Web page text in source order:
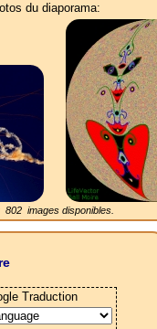
du diaporama:
802images disponibles.
Traduction